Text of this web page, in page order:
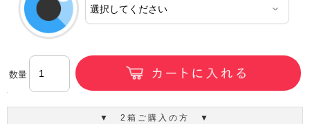
数量
▼ 2箱ご購入の方 ▼